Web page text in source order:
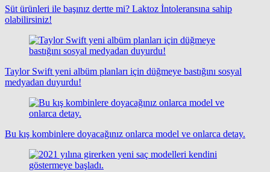
Süt ürünleri ile başınız dertte mi? Laktoz İntoleransına sahip
olabilirsiniz!
Taylor Swift yeni albüm planları için düğmeye bastığını sosyal
medyadan duyurdu!
Bu kış kombinlere doyacağınız onlarca model ve onlarca detay.